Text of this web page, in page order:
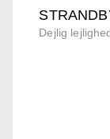
Dejlig